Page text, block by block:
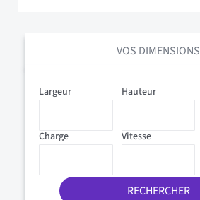
VOS DIMENSIONS
Hauteur
Charge Vitesse
Largeur
RECHERCHER